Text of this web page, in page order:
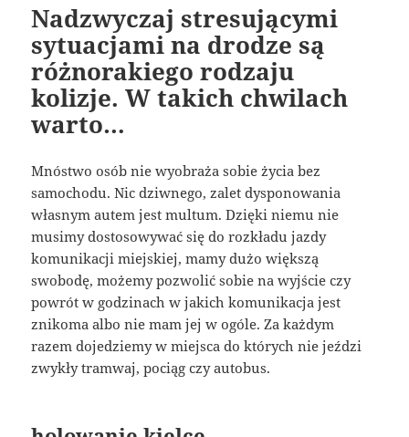
Nadzwyczaj stresującymi
sytuacjami na drodze są
różnorakiego rodzaju
kolizje. W takich chwilach
warto…
Mnóstwo osób nie wyobraża sobie życia bez
samochodu. Nic dziwnego, zalet dysponowania
własnym autem jest multum. Dzięki niemu nie
musimy dostosowywać się do rozkładu jazdy
komunikacji miejskiej, mamy dużo większą
swobodę, możemy pozwolić sobie na wyjście czy
powrót w godzinach w jakich komunikacja jest
znikoma albo nie mam jej w ogóle. Za każdym
razem dojedziemy w miejsca do których nie jeździ
zwykły tramwaj, pociąg czy autobus.